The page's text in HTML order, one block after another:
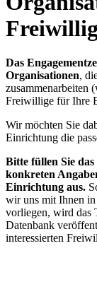
Das
Organisationen,
zusammenarbeiten
Freiwillige für Ihre
Wir möchten Sie
Einrichtung die
Bitte füllen Sie
konkreten
Einrichtung aus.
wir uns mit Ihnen
vorliegen, wird das
Datenbank
interessierten